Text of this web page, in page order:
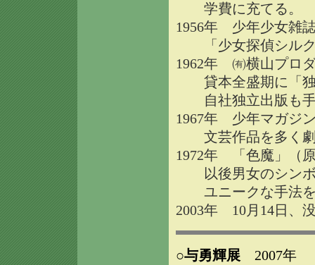
学費に充てる。
1956年 少年少女雑
「少女探偵シルク
1962年 ㈲横山プロ
貸本全盛期に「独
自社独立出版も手
1967年 少年マガジ
文芸作品を多く劇
1972年 「色魔」（
以後男女のシンボ
ユニークな手法を
2003年 10月14日、
○与勇輝展 2007年